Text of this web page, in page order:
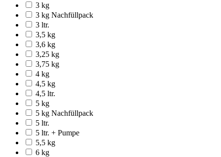
3 kg
3 kg Nachfüllpack
3 ltr.
3,5 kg
3,6 kg
3,25 kg
3,75 kg
4 kg
4,5 kg
4,5 ltr.
5 kg
5 kg Nachfüllpack
5 ltr.
5 ltr. + Pumpe
5,5 kg
6 kg